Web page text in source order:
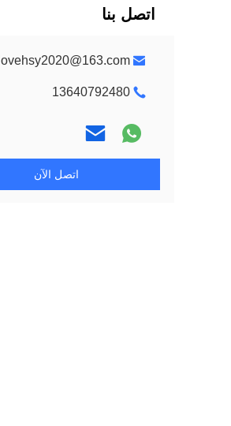
اتصل بنا
lovehsy2020@163.com
13640792480
اتصل الآن